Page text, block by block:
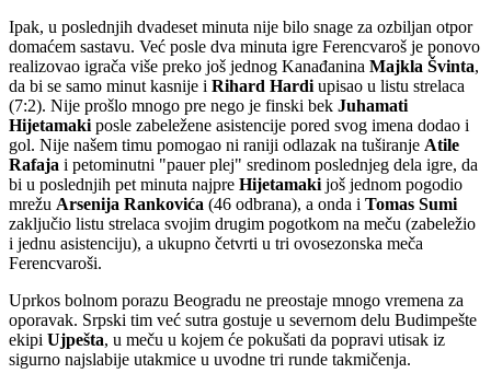
Ipak, u poslednjih dvadeset minuta nije bilo snage za ozbiljan otpor
domaćem sastavu. Već posle dva minuta igre Ferencvaroš je ponovo
realizovao igrača više preko još jednog Kanađanina Majkla Švinta,
da bi se samo minut kasnije i Rihard Hardi upisao u listu strelaca
(7:2). Nije prošlo mnogo pre nego je finski bek Juhamati
Hijetamaki posle zabeležene asistencije pored svog imena dodao i
gol. Nije našem timu pomogao ni raniji odlazak na tuširanje Atile
Rafaja i petominutni "pauer plej" sredinom poslednjeg dela igre, da
bi u poslednjih pet minuta najpre Hijetamaki još jednom pogodio
mrežu Arsenija Rankovića (46 odbrana), a onda i Tomas Sumi
zaključio listu strelaca svojim drugim pogotkom na meču (zabeležio
i jednu asistenciju), a ukupno četvrti u tri ovosezonska meča
Ferencvaroši.
Uprkos bolnom porazu Beogradu ne preostaje mnogo vremena za
oporavak. Srpski tim već sutra gostuje u severnom delu Budimpešte
ekipi Ujpešta, u meču u kojem će pokušati da popravi utisak iz
sigurno najslabije utakmice u uvodne tri runde takmičenja.